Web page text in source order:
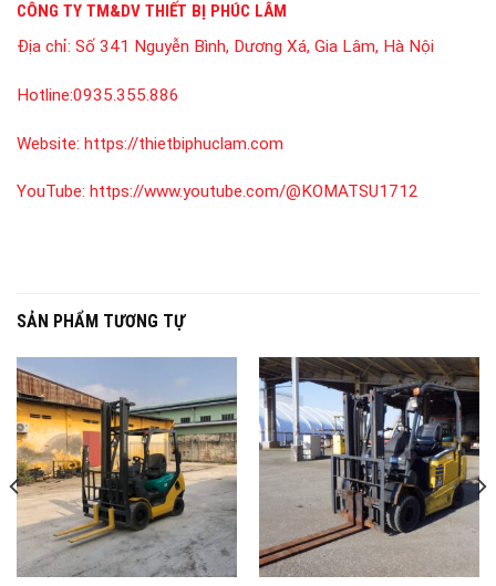
CÔNG TY TM&DV THIẾT BỊ PHÚC LÂM
Địa chỉ: Số 341 Nguyễn Bình, Dương Xá, Gia Lâm, Hà Nội
Hotline:0935.355.886
Website: https://thietbiphuclam.com
YouTube: https://www.youtube.com/@KOMATSU1712
SẢN PHẨM TƯƠNG TỰ